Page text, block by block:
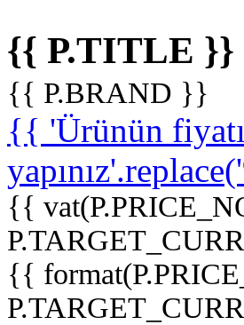
{{ P.TITLE }}
{{ P.BRAND }}
{{ 'Ürünün
{{
{{